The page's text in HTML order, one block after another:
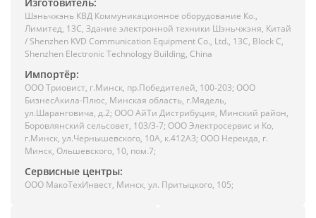
Шэньчжэнь КВД Коммуникационное оборудование Ко.,
Лимитед, 13C, Здание электронной техники Шэньчжэня, Китай
/ Shenzhen KVD Communication Equipment Co., Ltd., 13C, Block C,
Shenzhen Electronic Technology Building, China
Импортёр:
ООО Триовист, г.Минск, пр.Победителей, 100-203; ООО
БизнесАкила-Плюс, Минская область, г.Мядель,
ул.Шаранговича, д.2; ООО АйТи Дистрибуция, Минский район,
Боровлянский сельсовет, 103/3-7; ООО Электросервис и Ко,
г.Минск, ул.Чернышевского, 10А, к.412АЗ; ООО Нереида, г.
Минск, Ольшевского, 10, пом.7;
Сервисные центры:
ООО МакоТехИнвест, Минск, ул. Притыцкого, 105;